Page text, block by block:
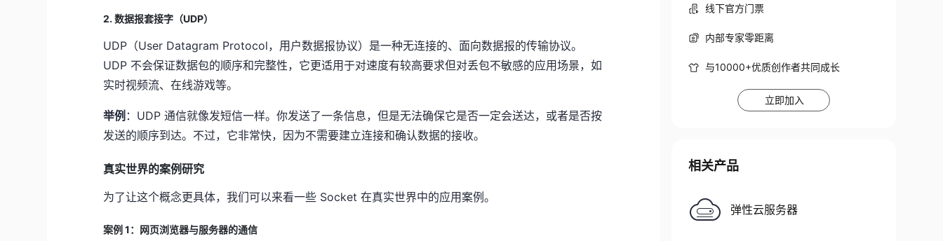
2. 数据报套接字（UDP）
UDP（User Datagram Protocol，用户数据报协议）是一种无连接的、面向数据报的传输协议。
UDP 不会保证数据包的顺序和完整性，它更适用于对速度有较高要求但对丢包不敏感的应用场景，如
实时视频流、在线游戏等。
举例 ：UDP 通信就像发短信一样。你发送了一条信息，但是无法确保它是否一定会送达，或者是否按
发送的顺序到达。不过，它非常快，因为不需要建立连接和确认数据的接收。
真实世界的案例研究
为了让这个概念更具体，我们可以来看一些 Socket 在真实世界中的应用案例。
案例 1：网页浏览器与服务器的通信
线下官方门票
内部专家零距离
与10000+优质创作者共同成长
立即加入
相关产品
弹性云服务器